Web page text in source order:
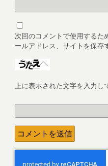
次回のコメントで使用するた
ールアドレス、サイトを保存
上に表示された文字を入力し